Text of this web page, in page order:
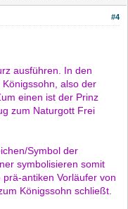
#4
ausführen. In den
also der
einen ist der Prinz
zum Naturgott Frei
Symbol der
symbolisieren somit
antiken Vorläufer von
Königssohn schließt.